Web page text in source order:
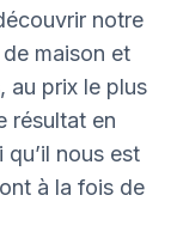
notre
maison et
au prix le plus
résultat en
nous est
à la fois de